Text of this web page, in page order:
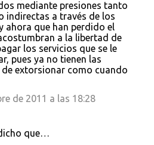
mediante presiones tanto
indirectas a través de los
ahora que han perdido el
a la libertad de
los servicios que se le
pues ya no tienen las
extorsionar como cuando
de 2011 a las 18:28
que…